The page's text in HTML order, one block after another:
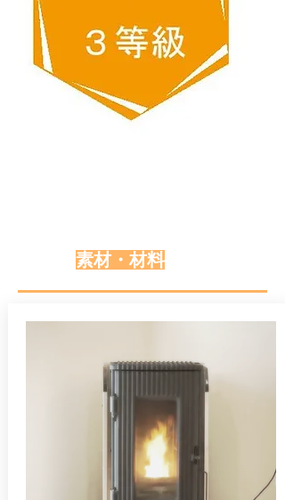
素材・材料